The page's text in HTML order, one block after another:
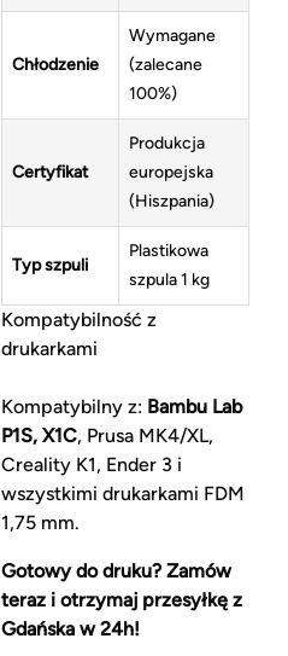
Chłodzenie
Wymagane
(zalecane
100%)
Certyfikat
Produkcja
europejska
(Hiszpania)
Typ szpuli
Plastikowa
szpula 1 kg
Kompatybilność z
drukarkami
Kompatybilny z: Bambu Lab
P1S, X1C, Prusa MK4/XL,
Creality K1, Ender 3 i
wszystkimi drukarkami FDM
1,75 mm.
Gotowy do druku? Zamów
teraz i otrzymaj przesyłkę z
Gdańska w 24h!